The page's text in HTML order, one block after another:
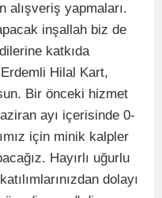
alışveriş yapmaları.
inşallah biz de
katkıda
Hilal Kart,
Bir önceki hizmet
ayı içerisinde 0-
için minik kalpler
Hayırlı uğurlu
dolayı